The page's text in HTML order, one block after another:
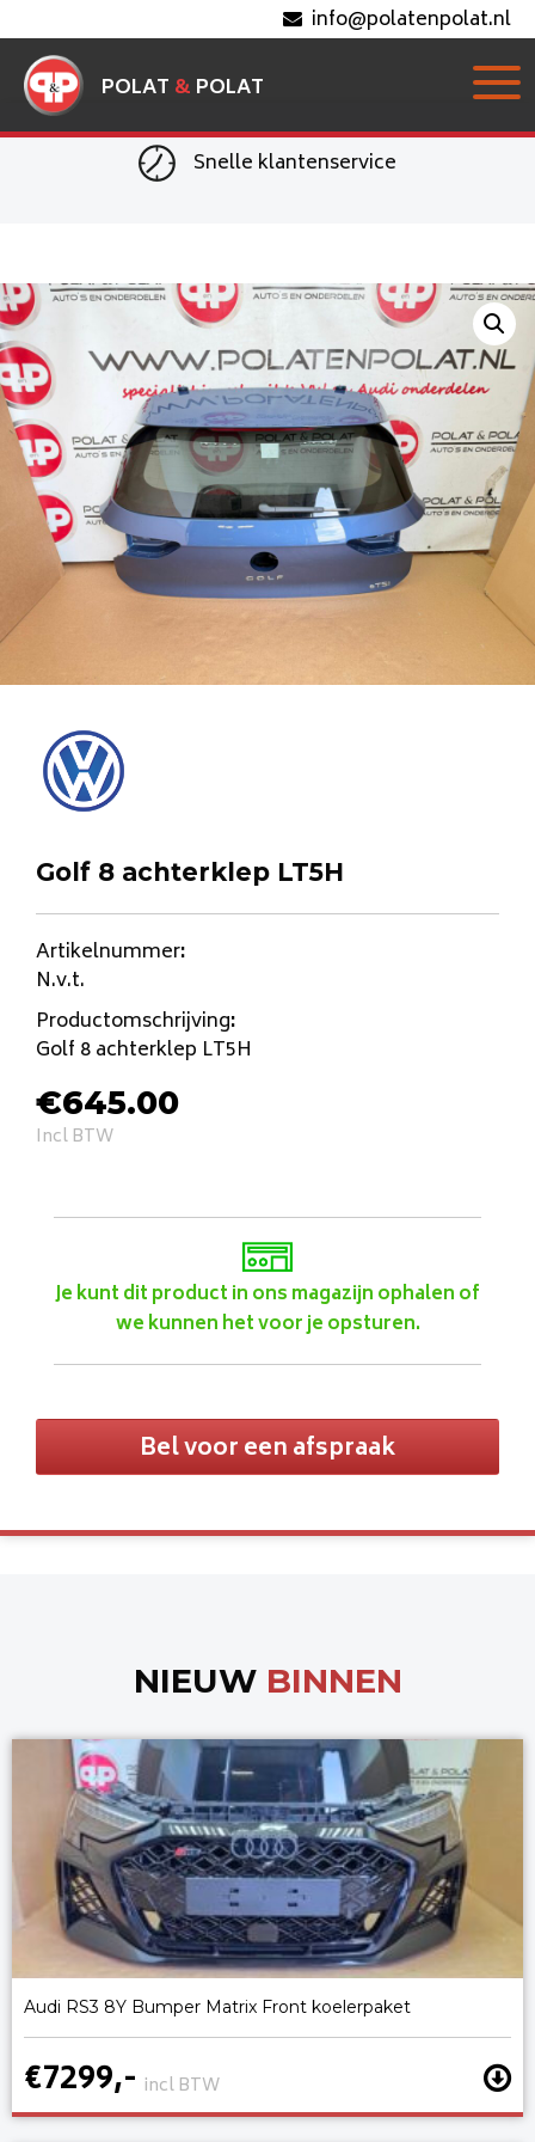
info@polatenpolat.nl
POLAT & POLAT
Snelle klantenservice
Golf 8 achterklep LT5H
Artikelnummer:
N.v.t.
Productomschrijving:
Golf 8 achterklep LT5H
€645.00
Incl BTW
Je kunt dit product in ons magazijn ophalen of
we kunnen het voor je opsturen.
Bel voor een afspraak
NIEUW BINNEN
Audi RS3 8Y Bumper Matrix Front koelerpaket
€7299,- incl BTW